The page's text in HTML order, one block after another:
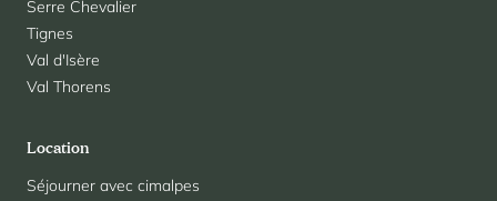
Serre Chevalier
Tignes
Val d'Isère
Val Thorens
Location
Séjourner avec cimalpes